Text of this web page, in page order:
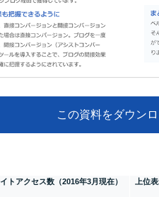
この資料をダウン
トアクセス数（2016年3月現在） 上位